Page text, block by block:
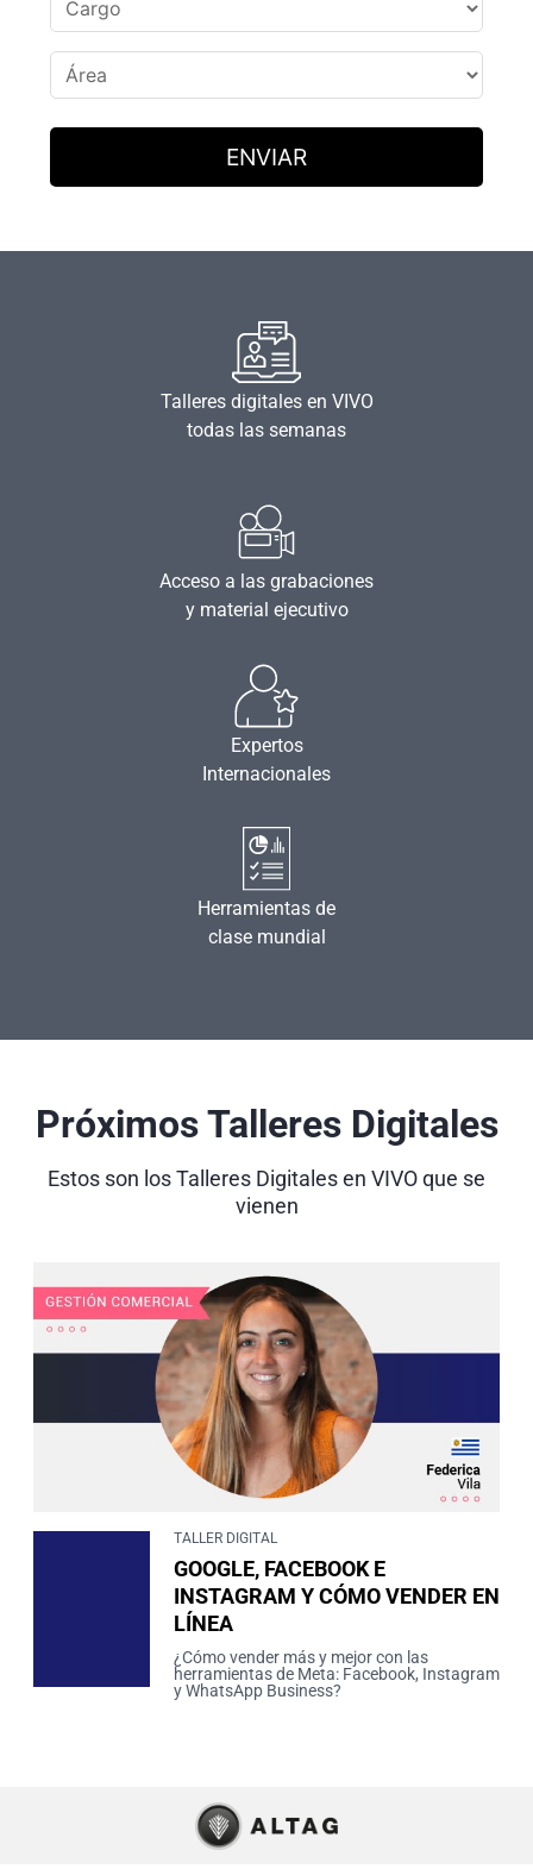
ENVIAR
Talleres digitales en VIVO
todas las semanas
Acceso a las grabaciones
y material ejecutivo
Expertos
Internacionales
Herramientas de
clase mundial
Próximos Talleres Digitales
Estos son los Talleres Digitales en VIVO que se
vienen
TALLER DIGITAL
GOOGLE, FACEBOOK E
INSTAGRAM Y CÓMO VENDER EN
LÍNEA
¿Cómo vender más y mejor con las
herramientas de Meta: Facebook, Instagram
y WhatsApp Business?